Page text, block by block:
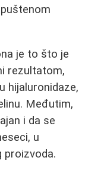
je to što je
rezultatom,
hijaluronidaze,
Međutim,
i da se
u
proizvoda.